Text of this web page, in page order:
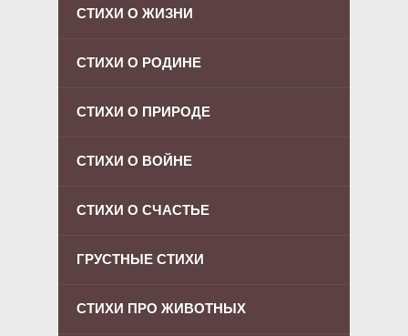
СТИХИ О ЖИЗНИ
СТИХИ О РОДИНЕ
СТИХИ О ПРИРОДЕ
СТИХИ О ВОЙНЕ
СТИХИ О СЧАСТЬЕ
ГРУСТНЫЕ СТИХИ
СТИХИ ПРО ЖИВОТНЫХ